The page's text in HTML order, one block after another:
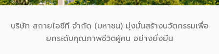
บริษัท สกายไอซีที จำกัด (มหาชน) มุ่งมั่นสร้างนวัตกรรมเพื่อ
ยกระดับคุณภาพชีวิตผู้คน อย่างยั่งยืน